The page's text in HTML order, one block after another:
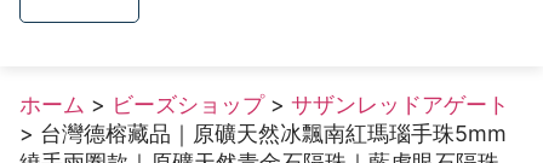
ZH_TW
TH
VI
ホーム > ビーズショップ> サザンレッドアゲート
> 台灣德榕藏品｜原礦天然冰飄南紅瑪瑙手珠5mm